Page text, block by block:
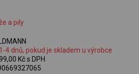
a pily
4 dnů, pokud je skladem u výrobce
Kč s DPH